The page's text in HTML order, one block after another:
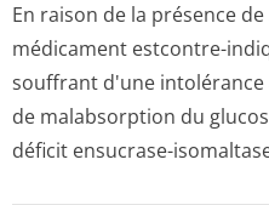
En raison de la présence
médicament estcontre-
souffrant d'une
de malabsorption du
déficit ensucrase-